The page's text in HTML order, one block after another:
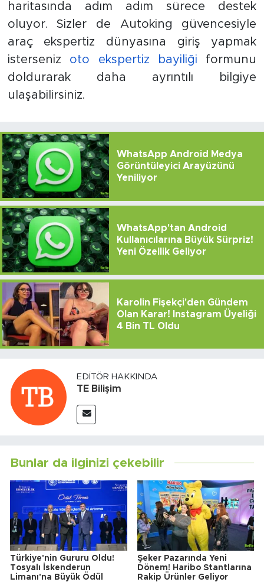
haritasında adım adım sürece destek
oluyor. Sizler de Autoking güvencesiyle
araç ekspertiz dünyasına giriş yapmak
isterseniz oto ekspertiz bayiliği formunu
doldurarak daha ayrıntılı bilgiye
ulaşabilirsiniz.
WhatsApp Android Medya
Görüntüleyici Arayüzünü
Yeniliyor
WhatsApp'tan Android
Kullanıcılarına Büyük Sürpriz!
Yeni Özellik Geliyor
Karolin Fişekçi'den Gündem
Olan Karar! Instagram Üyeliği
4 Bin TL Oldu
EDITÖR HAKKINDA
TE Bilişim
Bunlar da ilginizi çekebilir
Türkiye'nin Gururu Oldu!
Tosyalı İskenderun
Limanı'na Büyük Ödül
Şeker Pazarında Yeni
Dönem! Haribo Stantlarına
Rakip Ürünler Geliyor